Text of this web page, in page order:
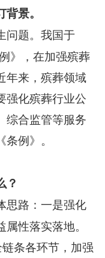
景。
问题。我国于
》，在加强殡葬
年来，殡葬领域
强化殡葬行业公
综合监管等服务
例》。
？
思路：一是强化
性落实落地。
条各环节，加强